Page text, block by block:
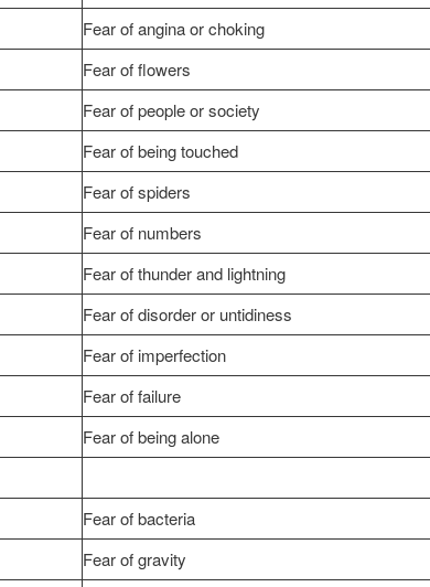
Fear of angina or choking
Fear of flowers
Fear of people or society
Fear of being touched
Fear of spiders
Fear of numbers
Fear of thunder and lightning
Fear of disorder or untidiness
Fear of imperfection
Fear of failure
Fear of being alone
Fear of bacteria
Fear of gravity